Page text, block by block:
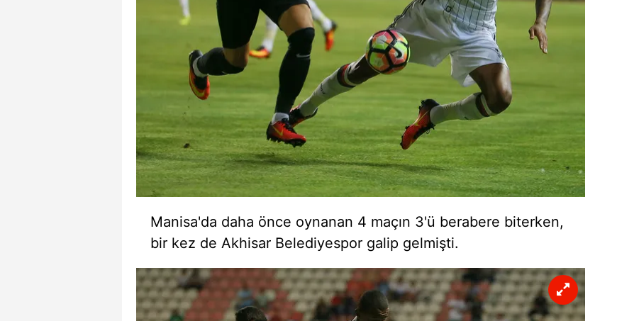
mevzuata uygun olarak kullanılan çerezlerle ilgili bilgi almak için lütfen
tıklayınız
Manisa'da daha önce oynanan 4 maçın 3'ü berabere biterken,
bir kez de Akhisar Belediyespor galip gelmişti.